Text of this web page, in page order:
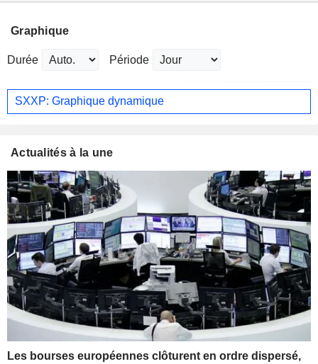
Graphique
Durée Période
SXXP: Graphique dynamique
Actualités à la une
Les bourses européennes clôturent en ordre dispersé,